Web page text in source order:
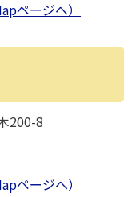
ページへ）
200-8
ページへ）